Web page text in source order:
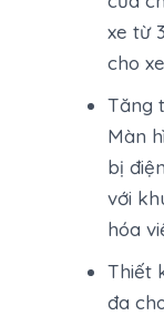
xe từ
cho
Tăng
Màn
bị
với
hóa
Thiết
đa